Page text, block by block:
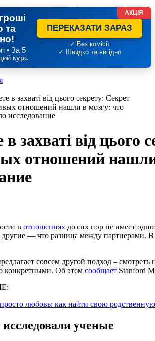
та
• За 5
курс
ПЕРЕКАЗАТИ ЗАРАЗ
✓ Без комісії
✓ Швидко та вигідно
АКЦІЯ
в захваті від цього секрету: Секрет
отношений нашли в мозгу: что
исследование
в захваті від цього
отношений
в отношениях до сих пор не имеет
другие — что разница между партнерами.
совсем другой подход – смотреть
конкретными. Об этом сообщает Stanford
любовь: как найти свою
ученые